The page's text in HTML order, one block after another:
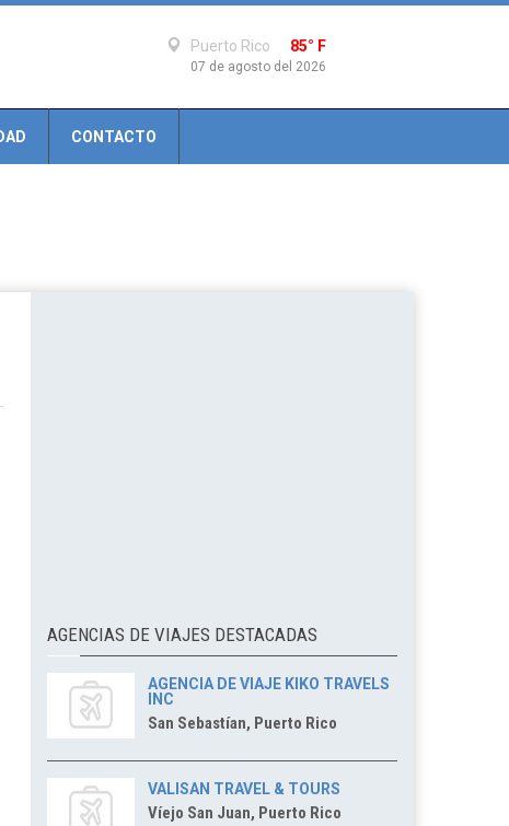
Puerto Rico 85° F
07 de agosto del 2026
CONTACTO
AGENCIAS DE VIAJES DESTACADAS
AGENCIA DE VIAJE KIKO TRAVELS
INC
San Sebastían, Puerto Rico
VALISAN TRAVEL & TOURS
Víejo San Juan, Puerto Rico